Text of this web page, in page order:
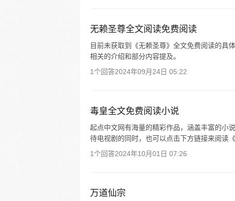
无赖圣尊全文阅读免费阅读
目前未获取到《无赖圣尊》全文免费阅读的具
相关的介绍和部分内容提及。
1个回答2024年09月24日 05:22
毒皇全文免费阅读小说
起点中文网有海量的精彩作品，涵盖丰富的小
待电视剧的同时，也可以点击下方链接来阅读
1个回答2024年10月01日 07:26
万道仙宗